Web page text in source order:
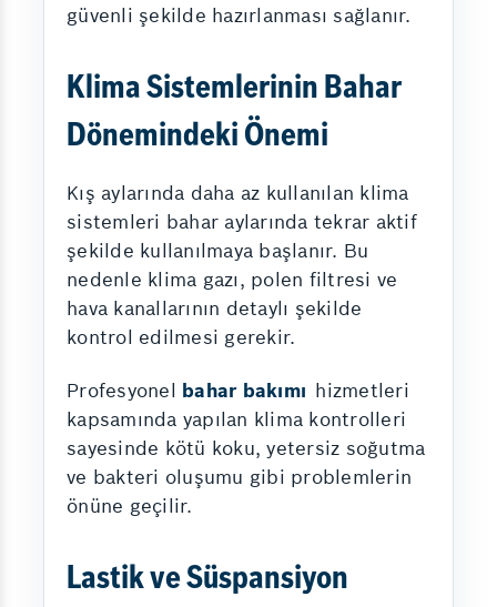
güvenli şekilde hazırlanması sağlanır.
Klima Sistemlerinin Bahar
Dönemindeki Önemi
Kış aylarında daha az kullanılan klima
sistemleri bahar aylarında tekrar aktif
şekilde kullanılmaya başlanır. Bu
nedenle klima gazı, polen filtresi ve
hava kanallarının detaylı şekilde
kontrol edilmesi gerekir.
Profesyonel bahar bakımı hizmetleri
kapsamında yapılan klima kontrolleri
sayesinde kötü koku, yetersiz soğutma
ve bakteri oluşumu gibi problemlerin
önüne geçilir.
Lastik ve Süspansiyon